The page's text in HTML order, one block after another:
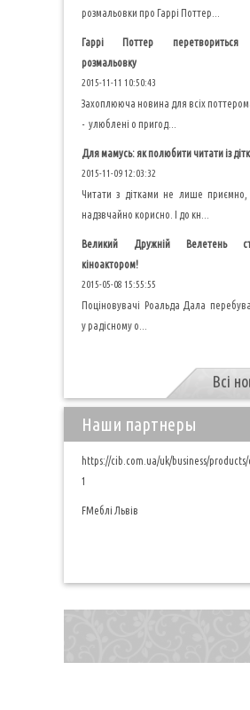
розмальовки про Гаррі Поттер...
Гаррі Поттер
розмальовку
2015-11-11 10:50:43
Захоплююча новина для всіх
- улюблені о пригод...
Для мамусь: як полюбити читати із
2015-11-09 12:03:32
Читати з дітками не лише
надзвчайно корисно. І до кн...
Великий Дружній Велетень
кіноактором!
2015-05-08 15:55:55
Поціновувачі Роальда Дала
у радісному о...
Всі
Наши партнеры
https://cib.com.ua/uk/business/
1
FМеблі Львів